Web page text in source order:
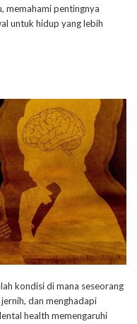
memahami pentingnya
untuk hidup yang lebih
kondisi di mana seseorang
dan menghadapi
health memengaruhi